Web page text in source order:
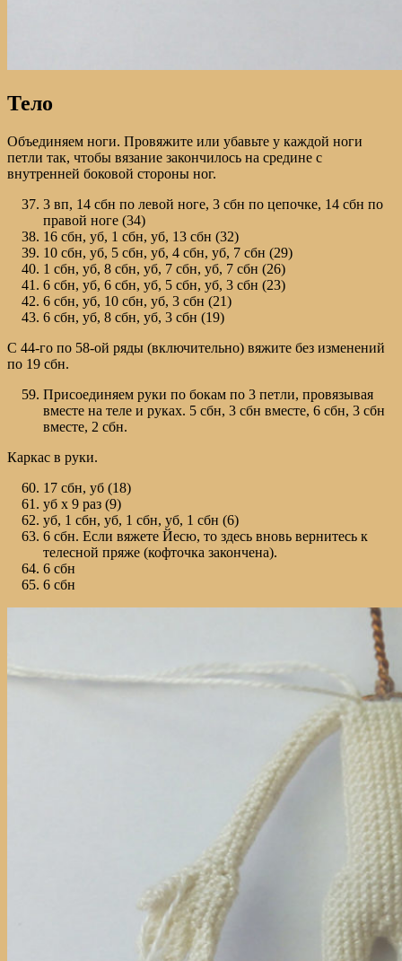
Тело
Объединяем ноги. Провяжите или убавьте у каждой ноги
петли так, чтобы вязание закончилось на средине с
внутренней боковой стороны ног.
3 вп, 14 сбн по левой ноге, 3 сбн по цепочке, 14 сбн по
правой ноге (34)
16 сбн, уб, 1 сбн, уб, 13 сбн (32)
10 сбн, уб, 5 сбн, уб, 4 сбн, уб, 7 сбн (29)
1 сбн, уб, 8 сбн, уб, 7 сбн, уб, 7 сбн (26)
6 сбн, уб, 6 сбн, уб, 5 сбн, уб, 3 сбн (23)
6 сбн, уб, 10 сбн, уб, 3 сбн (21)
6 сбн, уб, 8 сбн, уб, 3 сбн (19)
С 44-го по 58-ой ряды (включительно) вяжите без изменений
по 19 сбн.
Присоединяем руки по бокам по 3 петли, провязывая
вместе на теле и руках. 5 сбн, 3 сбн вместе, 6 сбн, 3 сбн
вместе, 2 сбн.
Каркас в руки.
17 сбн, уб (18)
уб х 9 раз (9)
уб, 1 сбн, уб, 1 сбн, уб, 1 сбн (6)
6 сбн. Если вяжете Йесю, то здесь вновь вернитесь к
телесной пряже (кофточка закончена).
6 сбн
6 сбн